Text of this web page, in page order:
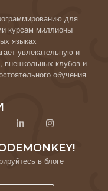
для
курсам миллионы
языках
увлекательную и
внешкольных клубов и
обучения
в блоге